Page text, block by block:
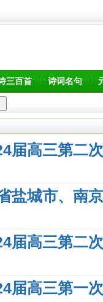
三百首 诗词名句
届高三第二
盐城市、南
届高三第二
届高三第一